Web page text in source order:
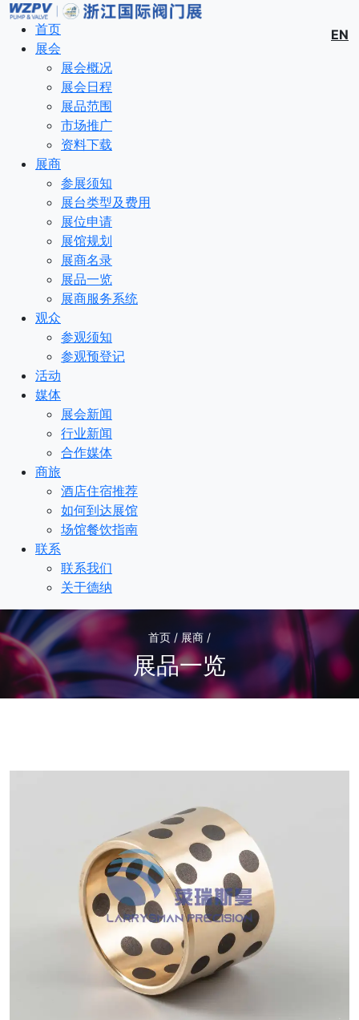
EN
首页
展会
展会概况
展会日程
展品范围
市场推广
资料下载
展商
参展须知
展台类型及费用
展位申请
展馆规划
展商名录
展品一览
展商服务系统
观众
参观须知
参观预登记
活动
媒体
展会新闻
行业新闻
合作媒体
商旅
酒店住宿推荐
如何到达展馆
场馆餐饮指南
联系
联系我们
关于德纳
首页 / 展商 /
展品一览